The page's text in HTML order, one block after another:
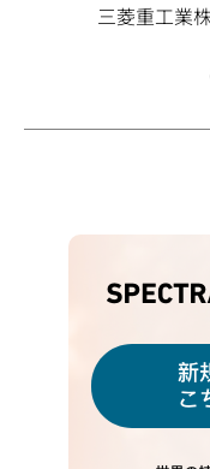
三菱重工業